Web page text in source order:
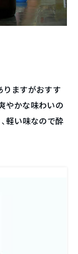
りますがおすす
やかな味わいの
軽い味なので酔